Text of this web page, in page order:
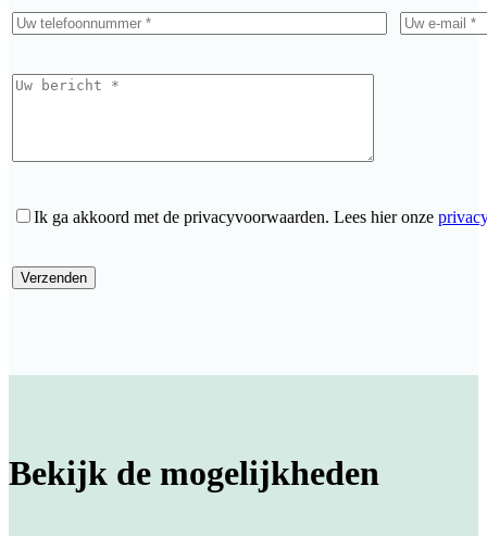
Ik ga akkoord met de privacyvoorwaarden. Lees hier onze
Bekijk de mogelijkheden